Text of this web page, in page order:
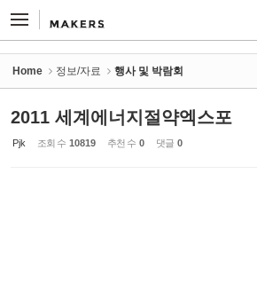
Home 정보/자료 행사 및 박람회
2011 세계에너지절약엑스포
Pjk 조회 수 10819 추천 수 0 댓글 0